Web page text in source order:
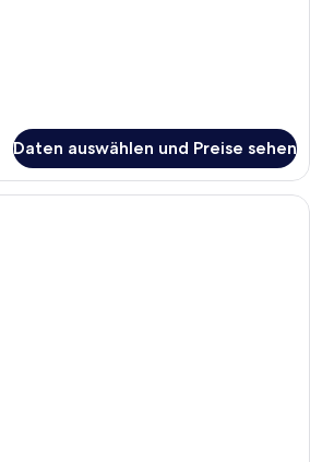
Daten auswählen und Preise sehen